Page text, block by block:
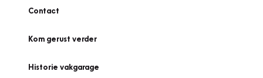
Contact
Kom gerust verder
Historie vakgarage